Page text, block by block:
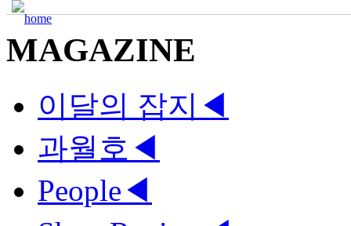
MAGAZINE
이달의 잡지 ◀
과월호 ◀
People◀